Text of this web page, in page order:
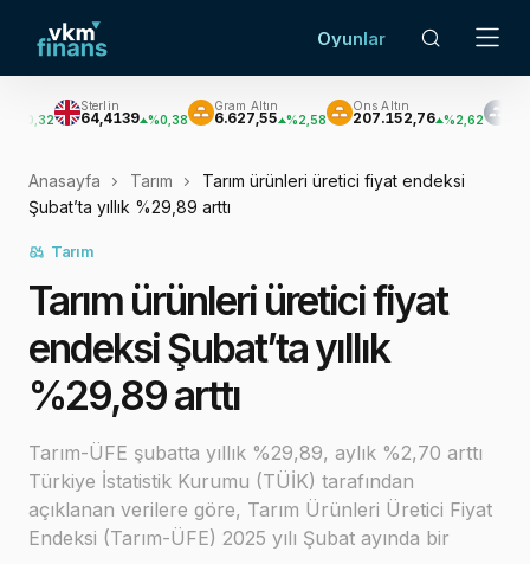
Oyunlar
64,4139 %0,38
Gram Altın
6.627,55 %2,58
Ons Altın
207.152,76 %2,62
Gümüş
3.033,47
Anasayfa Tarım
Tarım ürünleri üretici fiyat endeksi
Şubat’ta yıllık %29,89 arttı
Tarım
Tarım ürünleri üretici fiyat
endeksi Şubat’ta yıllık
%29,89 arttı
Tarım-ÜFE şubatta yıllık %29,89, aylık %2,70 arttı
Türkiye İstatistik Kurumu (TÜİK) tarafından
açıklanan verilere göre, Tarım Ürünleri Üretici Fiyat
Endeksi (Tarım-ÜFE) 2025 yılı Şubat ayında bir